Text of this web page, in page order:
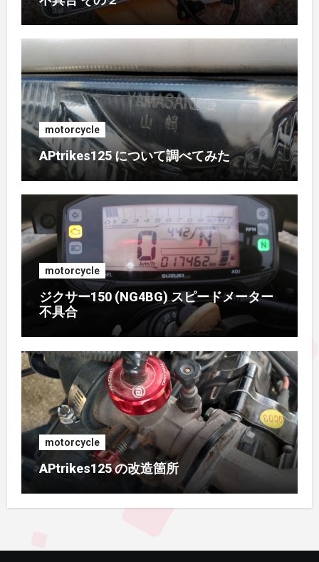
motorcycle
APtrikes125 について調べてみた
motorcycle
ジクサー150 (NG4BG) スピードメーター
不具合
motorcycle
APtrikes125 の改造箇所